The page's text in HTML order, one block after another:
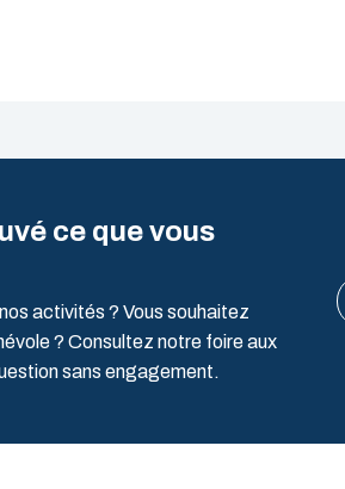
ce que vous
activités ? Vous souhaitez
? Consultez notre foire aux
sans engagement.